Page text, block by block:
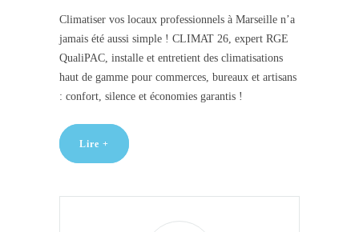
Climatiser vos locaux professionnels à Marseille n’a
jamais été aussi simple ! CLIMAT 26, expert RGE
QualiPAC, installe et entretient des climatisations
haut de gamme pour commerces, bureaux et artisans
: confort, silence et économies garantis !
Lire +